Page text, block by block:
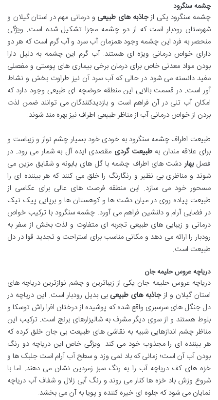
چشمه سنگرود
چشمه سنگرود یکی ازجاذبه های طبیعی و درمانی مهم در استان گیلان و
شهرستان رودبار است که از دو چشمه مجزا تشکیل شده است. ویژگی
منحصر به فرد این چشمه وجود همزمان آب سرد و آب گرم است که هر دو
دارای خواص درمانی ویژه ای هستند. آب گرم این چشمه به دلیل دارا
بودن مواد معدنی خاص برای درمان برخی بیماری های پوستی و مفصلی
مفید دانسته می شود در حالی که آب سرد آن نیز طراوت بخش و نشاط
آور است. در قسمت بالایی این منطقه حوضچه ای طبیعی وجود دارد که
امکان آب تنی در آن فراهم است و بازدیدکنندگان می توانند ضمن لذت
بردن از خواص درمانی آب از مناظر طبیعی اطراف نیز بهره مند شوند.
طبیعت اطراف چشمه سنگرود به خودی خود بسیار چشم نواز و زیباست و
برای علاقه مندان بهطبیعت گردی مقصدی ایده آل به شمار می رود. در
فصلبهاردشت های اطراف چشمه با گل های بابونه و شقایق مزین می
شوند و مناظری بی نظیر و رنگارنگ را خلق می کنند که هر بیننده ای را
مسحور خود می سازد. این منطقه فرصت های عالی برای عکاسی از
طبیعت پیاده روی در میان دشت ها و کوهستان ها و برپایی پیک نیک
در فضایی آرام و دلنشین فراهم می آورد. چشمه سنگرود با ترکیب خواص
درمانی و زیبایی های طبیعی تجربه ای متفاوت و لذت بخش از سفر به
رودبار را ارائه می دهد و مکانی مناسب برای استراحت و تجدید قوا در دل
طبیعت است.
دریاچه عروس حلیمه جان
دریاچه عروس حلیمه جان یکی از زیباترین و چشم نوازترین دریاچه های
استان گیلان و ازجاذبه های طبیعی بی بدیل رودبار است. این دریاچه در
دل جنگل های سرسبزی واقع شده که پوشیده از درختان افرا راش توسکا و
بلوط هستند و از سوی دیگر مشرف به شالیزارهای برنج است. ترکیب این
مناظر چشم اندازهایی شبیه به نقاشی های طبیعت بی جان خلق کرده که
هر بیننده ای را مجذوب خود می کند. ویژگی خاص این دریاچه دو رنگ
بودن آب آن است؛ زمانی که باد نمی وزد و سطح آب آرام است جلبک ها و
خزه های کف دریاچه آب را به رنگ سبز زمردین نشان می دهند. اما با
شروع وزش باد خزه ها کنار می روند و رنگ آبی زلال و شفاف آب دریاچه
نمایان می شود که جلوه ای خیره کننده و پویا به آن می بخشد.